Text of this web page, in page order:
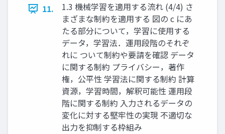
11.
1.3 機械学習を適用する流れ (4/4) さ
まざまな制約を適用する 図の c にあ
たる部分について，学習に使用する
データ，学習法．運用段階のそれぞ
れに ついて制約や要請を確認 データ
に関する制約 プライバシー，著作
権，公平性 学習法に関する制約 計算
資源，学習時間，解釈可能性 運用段
階に関する制約 入力されるデータの
変化に対する堅牢性の実現 不適切な
出力を抑制する枠組み